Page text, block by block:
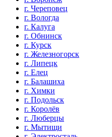
г. Череповец
г. Вологда
г. Калуга
г. Обнинск
г. Курск
г. Железногорск
г. Липецк
г. Елец
г. Балашиха
г. Химки
г. Подольск
г. Королёв
г. Люберцы
г. Мытищи